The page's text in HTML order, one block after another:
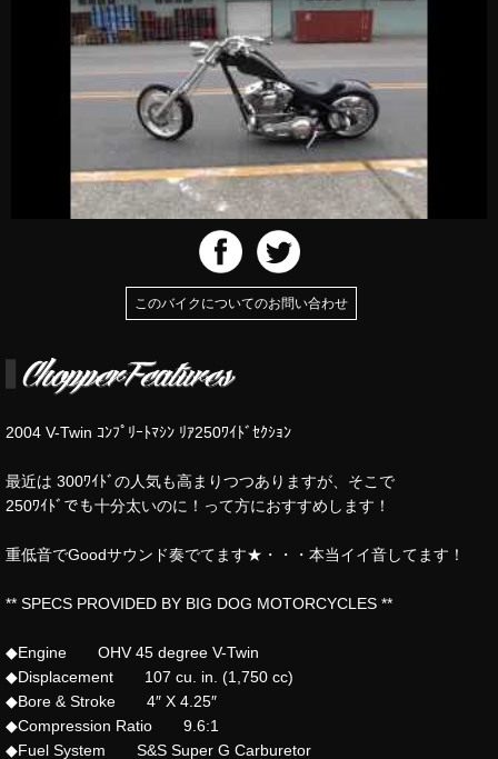
このバイクについてのお問い合わせ
2004 V-Twin ｺﾝﾌﾟﾘｰﾄﾏｼﾝ ﾘｱ250ﾜｲﾄﾞｾｸｼｮﾝ
最近は 300ﾜｲﾄﾞの人気も高まりつつありますが、そこで
250ﾜｲﾄﾞでも十分太いのに！って方におすすめします！
重低音でGoodサウンド奏でてます★・・・本当イイ音してます！
** SPECS PROVIDED BY BIG DOG MOTORCYCLES **
◆Engine OHV 45 degree V-Twin
◆Displacement 107 cu. in. (1,750 cc)
◆Bore & Stroke 4″ X 4.25″
◆Compression Ratio 9.6:1
◆Fuel System S&S Super G Carburetor